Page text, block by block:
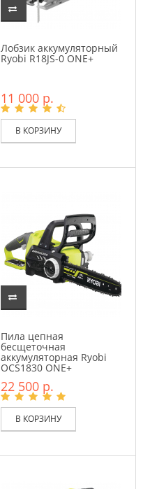
Лобзик аккумуляторный
Ryobi R18JS-0 ONE+
11 000 р.
В КОРЗИНУ
Пила цепная
бесщеточная
аккумуляторная Ryobi
OCS1830 ONE+
22 500 р.
В КОРЗИНУ